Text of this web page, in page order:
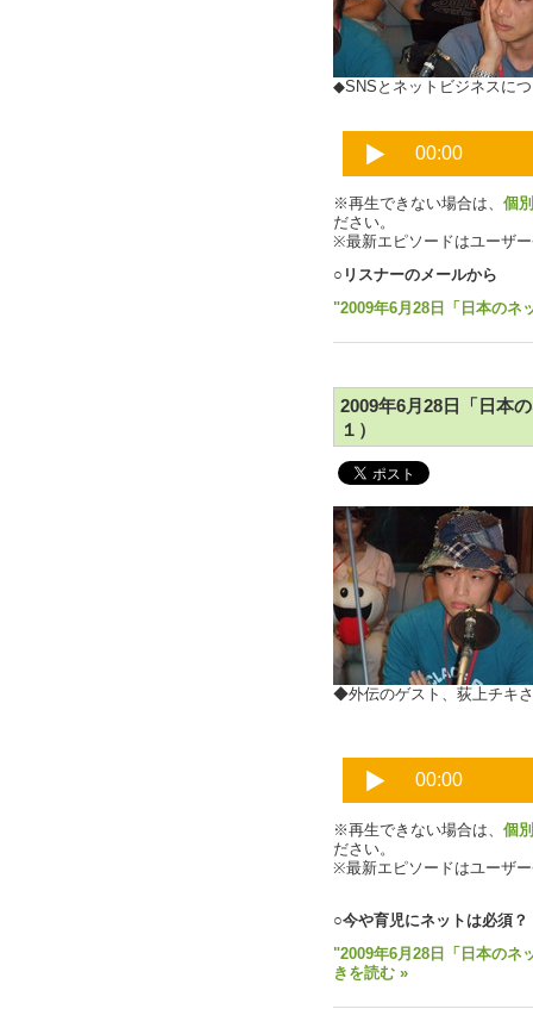
◆SNSとネットビジネスに
※再生できない場合は、 個
ださい。
※最新エピソードはユーザ
○リスナーのメールから
"2009年6月28日「日本のネ
2009年6月28日「日本
１）
◆外伝のゲスト、荻上チキ
※再生できない場合は、 個
ださい。
※最新エピソードはユーザ
○今や育児にネットは必須？
"2009年6月28日「日本のネ
きを読む »